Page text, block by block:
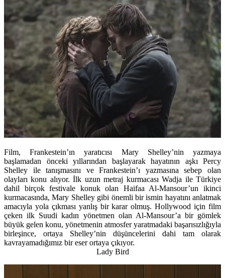
Film, Frankestein’ın yaratıcısı Mary Shelley’nin yazmaya
başlamadan önceki yıllarından başlayarak hayatının aşkı Percy
Shelley ile tanışmasını ve Frankestein’ı yazmasına sebep olan
olayları konu alıyor. İlk uzun metraj kurmacası Wadja ile Türkiye
dahil birçok festivale konuk olan Haifaa Al-Mansour’un ikinci
kurmacasında, Mary Shelley gibi önemli bir ismin hayatını anlatmak
amacıyla yola çıkması yanlış bir karar olmuş. Hollywood için film
çeken ilk Suudi kadın yönetmen olan Al-Mansour’a bir gömlek
büyük gelen konu, yönetmenin atmosfer yaratmadaki başarısızlığıyla
birleşince, ortaya Shelley’nin düşüncelerini dahi tam olarak
kavrayamadığımız bir eser ortaya çıkıyor.
Lady Bird